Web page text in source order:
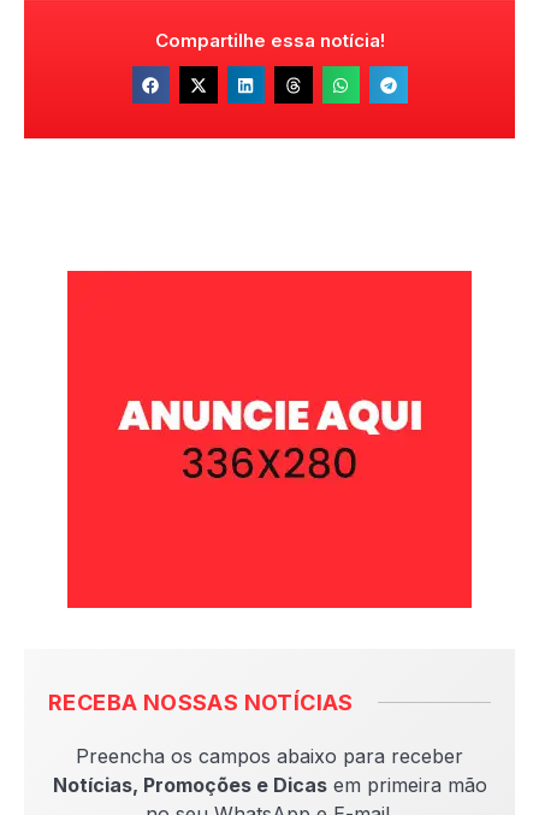
Compartilhe essa notícia!
RECEBA NOSSAS NOTÍCIAS
Preencha os campos abaixo para receber
Notícias, Promoções e Dicasem primeira mão